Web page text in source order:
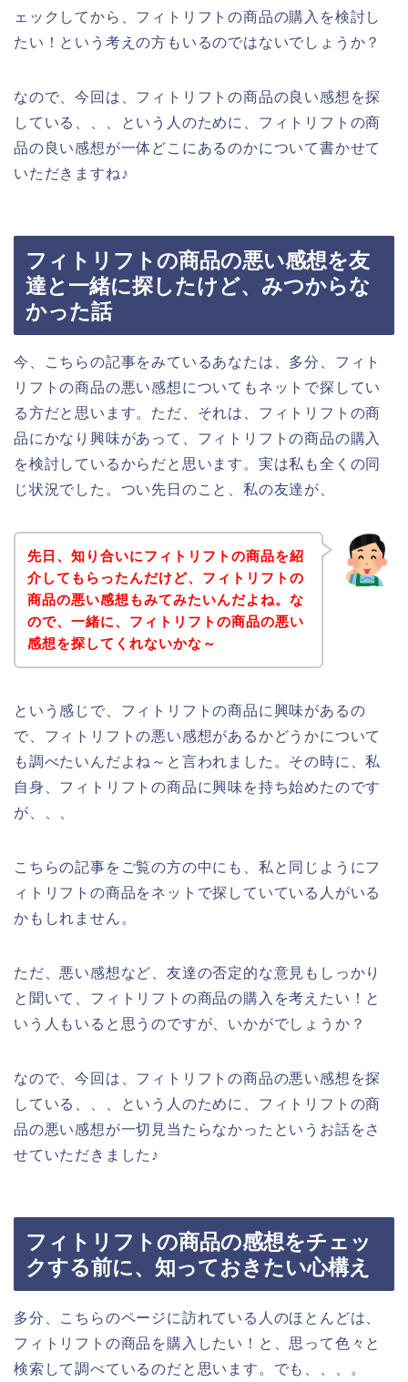
ェックしてから、フィトリフトの商品の購入を検討し
たい！という考えの方もいるのではないでしょうか？
なので、今回は、フィトリフトの商品の良い感想を探
している、、、という人のために、フィトリフトの商
品の良い感想が一体どこにあるのかについて書かせて
いただきますね♪
フィトリフトの商品の悪い感想を友
達と一緒に探したけど、みつからな
かった話
今、こちらの記事をみているあなたは、多分、フィト
リフトの商品の悪い感想についてもネットで探してい
る方だと思います。ただ、それは、フィトリフトの商
品にかなり興味があって、フィトリフトの商品の購入
を検討しているからだと思います。実は私も全くの同
じ状況でした。つい先日のこと、私の友達が、
先日、知り合いにフィトリフトの商品を紹
介してもらったんだけど、フィトリフトの
商品の悪い感想もみてみたいんだよね。な
ので、一緒に、フィトリフトの商品の悪い
感想を探してくれないかな～
という感じで、フィトリフトの商品に興味があるの
で、フィトリフトの悪い感想があるかどうかについて
も調べたいんだよね～と言われました。その時に、私
自身、フィトリフトの商品に興味を持ち始めたのです
が、、、
こちらの記事をご覧の方の中にも、私と同じようにフ
ィトリフトの商品をネットで探していている人がいる
かもしれません。
ただ、悪い感想など、友達の否定的な意見もしっかり
と聞いて、フィトリフトの商品の購入を考えたい！と
いう人もいると思うのですが、いかがでしょうか？
なので、今回は、フィトリフトの商品の悪い感想を探
している、、、という人のために、フィトリフトの商
品の悪い感想が一切見当たらなかったというお話をさ
せていただきました♪
フィトリフトの商品の感想をチェッ
クする前に、知っておきたい心構え
多分、こちらのページに訪れている人のほとんどは、
フィトリフトの商品を購入したい！と、思って色々と
検索して調べているのだと思います。でも、、、。